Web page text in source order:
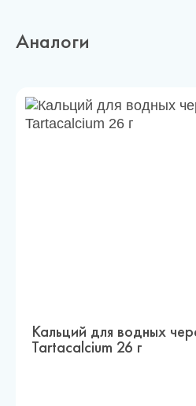
Аналоги
Кальций для водных
Tartacalcium 26 г